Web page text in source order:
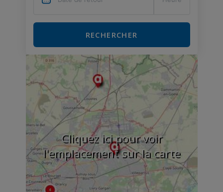
RECHERCHER
Cliquez ici pour voir
l'emplacement sur la carte